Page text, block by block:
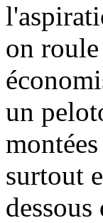
on
un
surtout